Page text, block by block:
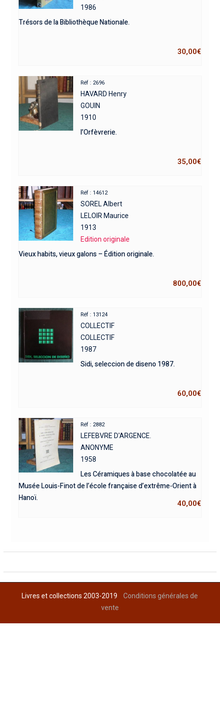
1986
Trésors de la Bibliothèque Nationale.
30,00€
Réf : 2696
HAVARD Henry
GOUIN
1910
l’Orfèvrerie.
35,00€
Réf : 14612
SOREL Albert
LELOIR Maurice
1913
Edition originale
Vieux habits, vieux galons – Édition originale.
800,00€
Réf : 13124
COLLECTIF
COLLECTIF
1987
Sidi, seleccion de diseno 1987.
60,00€
Réf : 2882
LEFEBVRE D'ARGENCE.
ANONYME
1958
Les Céramiques à base chocolatée au
Musée Louis-Finot de l’école française d’extrême-Orient à
Hanoï.
40,00€
Livres et collections 2003-2019Conditions générales de
vente